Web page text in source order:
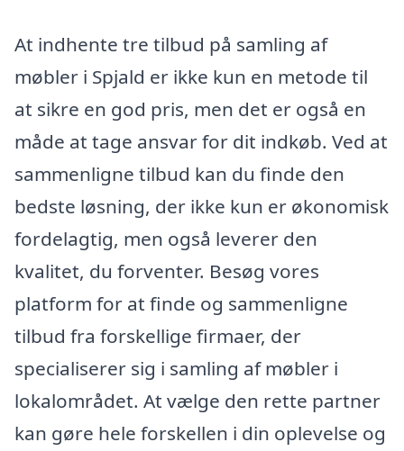
At indhente tre tilbud på samling af
møbler i Spjald er ikke kun en metode til
at sikre en god pris, men det er også en
måde at tage ansvar for dit indkøb. Ved at
sammenligne tilbud kan du finde den
bedste løsning, der ikke kun er økonomisk
fordelagtig, men også leverer den
kvalitet, du forventer. Besøg vores
platform for at finde og sammenligne
tilbud fra forskellige firmaer, der
specialiserer sig i samling af møbler i
lokalområdet. At vælge den rette partner
kan gøre hele forskellen i din oplevelse og